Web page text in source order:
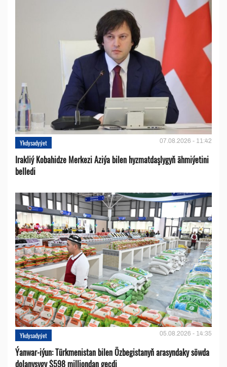
Ykdysadyýet 07.08.2026 - 11:42
Irakliý Kobahidze Merkezi Aziýa bilen hyzmatdaşlygyň ähmiýetini
belledi
Ykdysadyýet 05.08.2026 - 14:35
Ýanwar-iýun: Türkmenistan bilen Özbegistanyň arasyndaky söwda
dolanyşygy $598 milliondan geçdi